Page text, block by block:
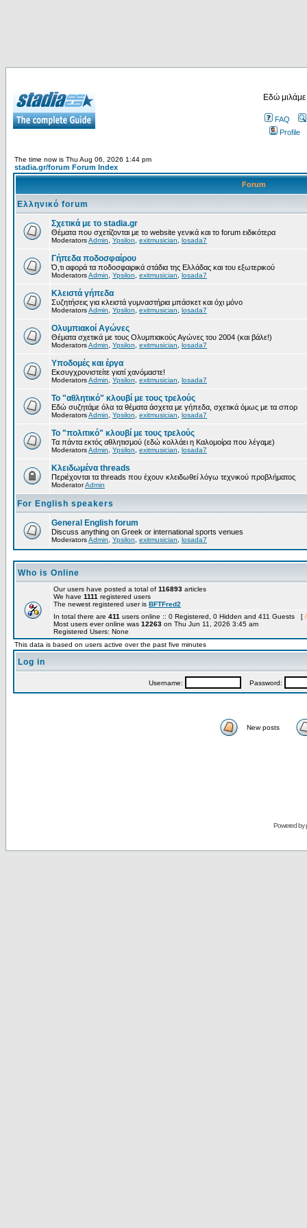
Εδώ
FAQ
Profile
The time now is Thu Aug 06, 2026 1:44 pm
stadia.gr/forum Forum Index
Forum
Ελληνικό forum
Σχετικά με το stadia.gr
Θέματα που σχετίζονται με το website γενικά και το forum ειδικότερα
ModeratorsAdmin Ypsilon exitmusician losada7
Γήπεδα ποδοσφαίρου
Ό,τι αφορά τα ποδοσφαιρικά στάδια της Ελλάδας και του εξωτερικού
ModeratorsAdmin Ypsilon exitmusician losada7
Κλειστά γήπεδα
Συζητήσεις για κλειστά γυμναστήρια μπάσκετ και όχι μόνο
ModeratorsAdmin Ypsilon exitmusician losada7
Ολυμπιακοί Αγώνες
Θέματα σχετικά με τους Ολυμπιακούς Αγώνες του 2004 (και βάλε!)
ModeratorsAdmin Ypsilon exitmusician losada7
Υποδομές και έργα
Εκσυγχρονιστείτε γιατί χανόμαστε!
ModeratorsAdmin Ypsilon exitmusician losada7
Το "αθλητικό" κλουβί με τους τρελούς
Εδώ συζητάμε όλα τα θέματα άσχετα με γήπεδα, σχετικά όμως με τα σπορ
ModeratorsAdmin Ypsilon exitmusician losada7
Το "πολιτικό" κλουβί με τους τρελούς
Τα πάντα εκτός αθλητισμού (εδώ κολλάει η Καλομοίρα που λέγαμε)
ModeratorsAdmin Ypsilon exitmusician losada7
Κλειδωμένα threads
Περιέχονται τα threads που έχουν κλειδωθεί λόγω τεχνικού προβλήματος
ModeratorAdmin
For English speakers
General English forum
Discuss anything on Greek or international sports venues
ModeratorsAdmin Ypsilon exitmusician losada7
Who is Online
Our users have posted a total of 116893 articles
We have 1111 registered users
The newest registered user is BFTFred2
In total there are 411 users online :: 0 Registered, 0 Hidden and 411 Guests [
Most users ever online was 12263 on Thu Jun 11, 2026 3:45 am
Registered Users: None
This data is based on users active over the past five minutes
Log in
Username: Password:
New posts
Powered by